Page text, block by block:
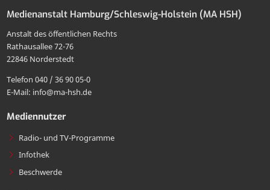
MA
HSH
an
die
MA
HSH
Medienanstalt Hamburg/Schleswig-Holstein (MA HSH)
Anstalt des öffentlichen Rechts
Rathausallee 72-76
22846 Norderstedt
Telefon 040 / 36 90 05-0
E-Mail: info@ma-hsh.de
Mediennutzer
Radio- und TV-Programme
Infothek
Beschwerde